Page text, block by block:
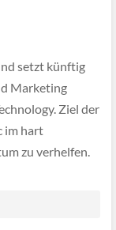
setzt künftig
Marketing
Ziel der
im hart
zu verhelfen.